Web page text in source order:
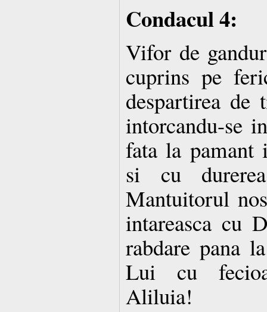
Condacul 4:
Vifor de
cuprins pe
despartirea de
intorcandu-se
fata la
si cu
Mantuitorul
intareasca cu
rabdare pana
Lui cu
Aliluia!